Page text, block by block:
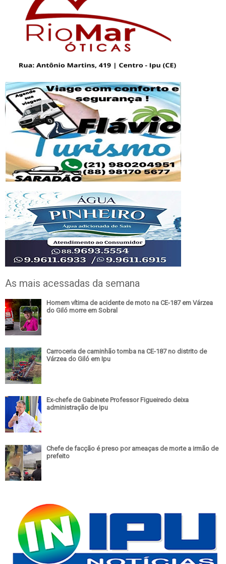
As mais acessadas da semana
Homem vítima de acidente de moto na CE-187 em Várzea
do Giló morre em Sobral
Carroceria de caminhão tomba na CE-187 no distrito de
Várzea do Giló em Ipu
Ex-chefe de Gabinete Professor Figueiredo deixa
administração de Ipu
Chefe de facção é preso por ameaças de morte a irmão de
prefeito